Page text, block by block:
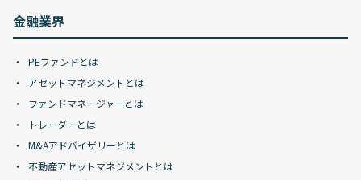
金融業界
PEファンドとは
アセットマネジメントとは
ファンドマネージャーとは
トレーダーとは
M&Aアドバイザリーとは
不動産アセットマネジメントとは